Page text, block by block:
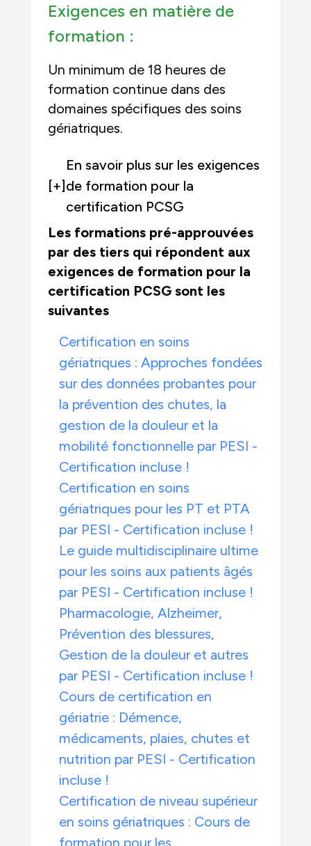
Exigences en matière de
formation :
Un minimum de 18 heures de
formation continue dans des
domaines spécifiques des soins
gériatriques.
[+]
En savoir plus sur les exigences
de formation pour la
certification PCSG
Les formations pré-approuvées
par des tiers qui répondent aux
exigences de formation pour la
certification PCSG sont les
suivantes
Certification en soins
gériatriques : Approches fondées
sur des données probantes pour
la prévention des chutes, la
gestion de la douleur et la
mobilité fonctionnelle par PESI -
Certification incluse !
Certification en soins
gériatriques pour les PT et PTA
par PESI - Certification incluse !
Le guide multidisciplinaire ultime
pour les soins aux patients âgés
par PESI - Certification incluse !
Pharmacologie, Alzheimer,
Prévention des blessures,
Gestion de la douleur et autres
par PESI - Certification incluse !
Cours de certification en
gériatrie : Démence,
médicaments, plaies, chutes et
nutrition par PESI - Certification
incluse !
Certification de niveau supérieur
en soins gériatriques : Cours de
formation pour les